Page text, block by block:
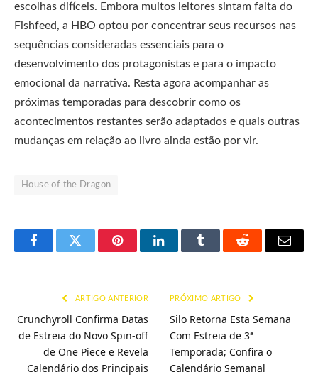
escolhas difíceis. Embora muitos leitores sintam falta do
Fishfeed, a HBO optou por concentrar seus recursos nas
sequências consideradas essenciais para o
desenvolvimento dos protagonistas e para o impacto
emocional da narrativa. Resta agora acompanhar as
próximas temporadas para descobrir como os
acontecimentos restantes serão adaptados e quais outras
mudanças em relação ao livro ainda estão por vir.
House of the Dragon
FacebookTwitter PinterestLinkedInTumblr Reddit
E-
ARTIGO ANTERIOR
Crunchyroll Confirma Datas
de Estreia do Novo Spin-off
de One Piece e Revela
Calendário dos Principais
PRÓXIMO ARTIGO
Silo Retorna Esta Semana
Com Estreia de 3ª
Temporada; Confira o
Calendário Semanal